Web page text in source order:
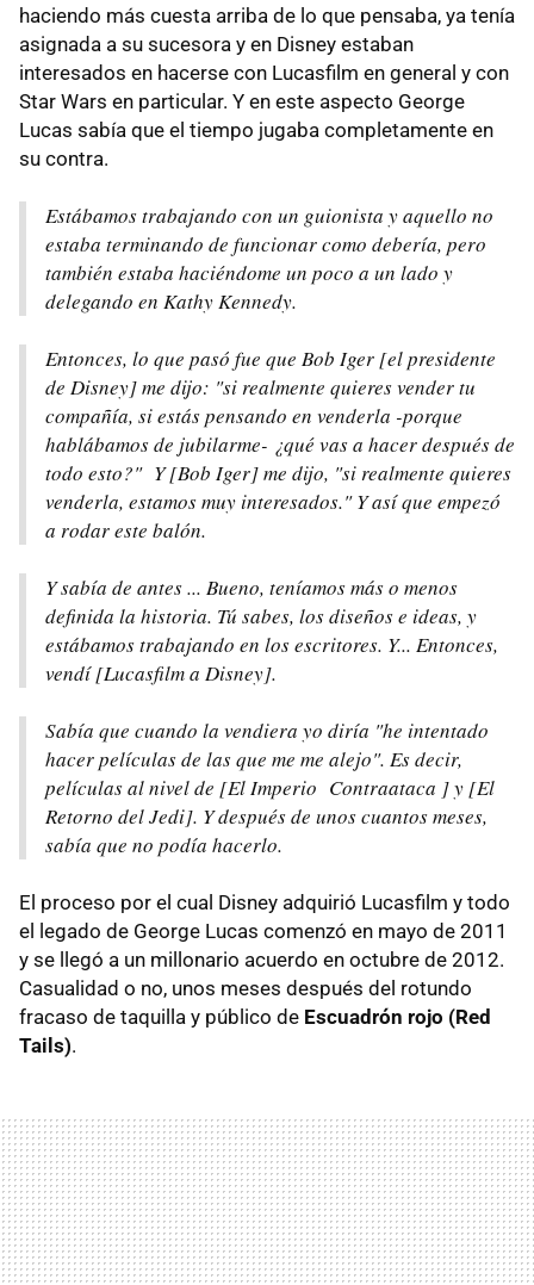
haciendo más cuesta arriba de lo que pensaba, ya tenía
asignada a su sucesora y en Disney estaban
interesados en hacerse con Lucasfilm en general y con
Star Wars en particular. Y en este aspecto George
Lucas sabía que el tiempo jugaba completamente en
su contra.
Estábamos trabajando con un guionista y aquello no
estaba terminando de funcionar como debería, pero
también estaba haciéndome un poco a un lado y
delegando en Kathy Kennedy.
Entonces, lo que pasó fue que Bob Iger [el presidente
de Disney] me dijo: "si realmente quieres vender tu
compañía, si estás pensando en venderla -porque
hablábamos de jubilarme- ¿qué vas a hacer después de
todo esto?" Y [Bob Iger] me dijo, "si realmente quieres
venderla, estamos muy interesados." Y así que empezó
a rodar este balón.
Y sabía de antes ... Bueno, teníamos más o menos
definida la historia. Tú sabes, los diseños e ideas, y
estábamos trabajando en los escritores. Y... Entonces,
vendí [Lucasfilm a Disney].
Sabía que cuando la vendiera yo diría "he intentado
hacer películas de las que me me alejo". Es decir,
películas al nivel de [El Imperio Contraataca ] y [El
Retorno del Jedi]. Y después de unos cuantos meses,
sabía que no podía hacerlo.
El proceso por el cual Disney adquirió Lucasfilm y todo
el legado de George Lucas comenzó en mayo de 2011
y se llegó a un millonario acuerdo en octubre de 2012.
Casualidad o no, unos meses después del rotundo
fracaso de taquilla y público de Escuadrón rojo (Red
Tails).